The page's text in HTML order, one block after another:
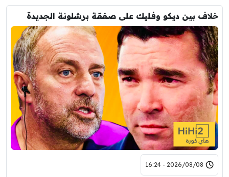
خلاف بين ديكو وفليك على صفقة برشلونة الجديدة
2026/08/08 - 16:24